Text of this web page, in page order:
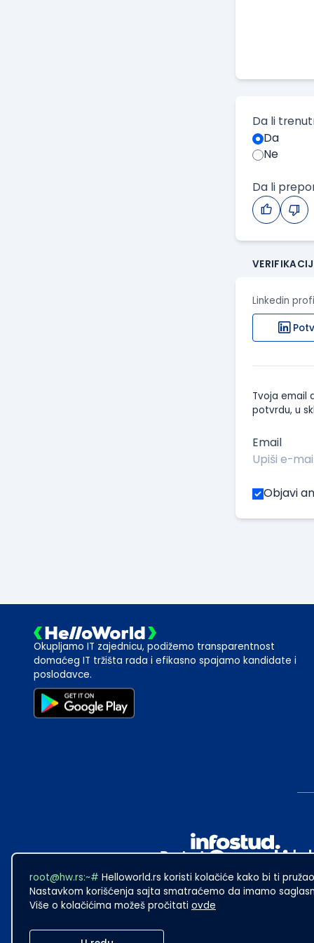
Da li
Da
Ne
Da li
Linkedin
Tvoja email
potvrdu, u
Email
Objavi
root@hw.rs:~# Helloworld.rs koristi kolačiće kako bi ti
Nastavkom korišćenja sajta smatraćemo da imamo
Više o kolačićima možeš pročitati ovde
Okupljamo IT zajednicu, podižemo transparentnost
domaćeg IT tržišta rada i efikasno spajamo kandidate i
poslodavce.